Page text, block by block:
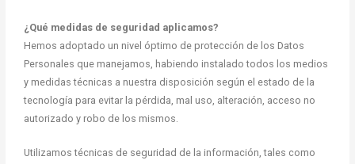
¿Qué medidas de seguridad aplicamos?
Hemos adoptado un nivel óptimo de protección de los Datos
Personales que manejamos, habiendo instalado todos los medios
y medidas técnicas a nuestra disposición según el estado de la
tecnología para evitar la pérdida, mal uso, alteración, acceso no
autorizado y robo de los mismos.
Utilizamos técnicas de seguridad de la información, tales como